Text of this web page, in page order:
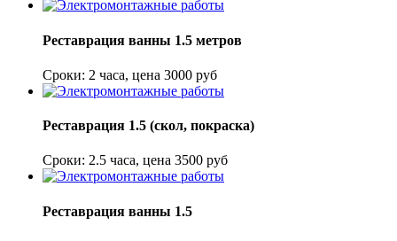
Реставрация ванны 1.5 метров
Сроки: 2 часа, цена 3000 руб
Реставрация 1.5 (скол, покраска)
Сроки: 2.5 часа, цена 3500 руб
Реставрация ванны 1.5